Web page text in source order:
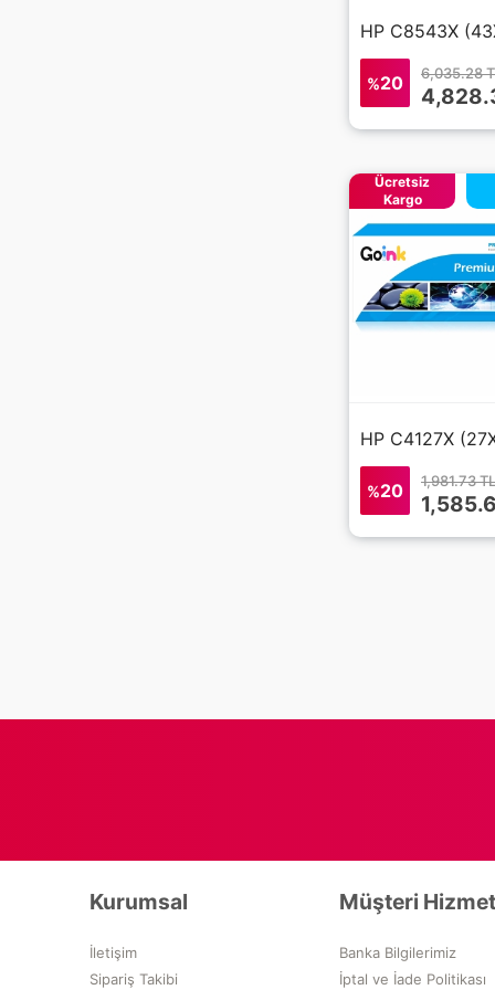
%20 6,035.28
Ücretsiz
Kargo
%20 1,981.73 TL
Kurumsal
İletişim
Sipariş Takibi
Müşteri
Banka Bilgilerimiz
İptal ve İade Politikası